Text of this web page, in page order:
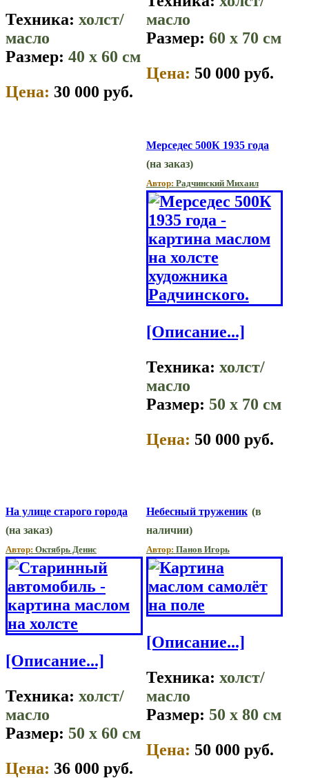
Техника: холст/
масло
Размер: 40 x 60 см
Цена: 30 000 руб.
масло
Размер: 60 x 70 см
Цена: 50 000 руб.
Мерседес 500К 1935 года
(на заказ)
Автор: Радчинский Михаил
[Описание...]
Техника: холст/
масло
Размер: 50 x 70 см
Цена: 50 000 руб.
На улице старого города
(на заказ)
Автор: Октябрь Денис
[Описание...]
Техника: холст/
масло
Размер: 50 x 60 см
Цена: 36 000 руб.
Небесный труженик (в
наличии)
Автор: Панов Игорь
[Описание...]
Техника: холст/
масло
Размер: 50 x 80 см
Цена: 50 000 руб.